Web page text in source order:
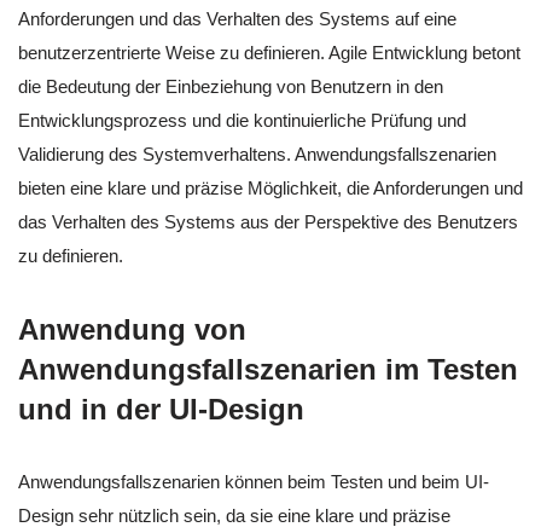
Anforderungen und das Verhalten des Systems auf eine
benutzerzentrierte Weise zu definieren. Agile Entwicklung betont
die Bedeutung der Einbeziehung von Benutzern in den
Entwicklungsprozess und die kontinuierliche Prüfung und
Validierung des Systemverhaltens. Anwendungsfallszenarien
bieten eine klare und präzise Möglichkeit, die Anforderungen und
das Verhalten des Systems aus der Perspektive des Benutzers
zu definieren.
Anwendung von
Anwendungsfallszenarien im Testen
und in der UI-Design
Anwendungsfallszenarien können beim Testen und beim UI-
Design sehr nützlich sein, da sie eine klare und präzise